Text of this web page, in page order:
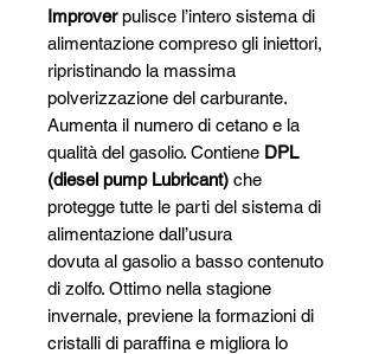
Improverpulisce l’intero sistema di
alimentazione compreso gli iniettori,
ripristinando la massima
polverizzazione del carburante.
Aumenta il numero di cetano e la
qualità del gasolio. Contiene DPL
(diesel pump Lubricant) che
protegge tutte le parti del sistema di
alimentazione dall’usura
dovuta al gasolio a basso contenuto
di zolfo. Ottimo nella stagione
invernale, previene la formazioni di
cristalli di paraffina e migliora lo